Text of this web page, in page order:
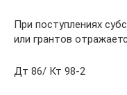
При поступлениях
или грантов
Дт 86/ Кт 98-2